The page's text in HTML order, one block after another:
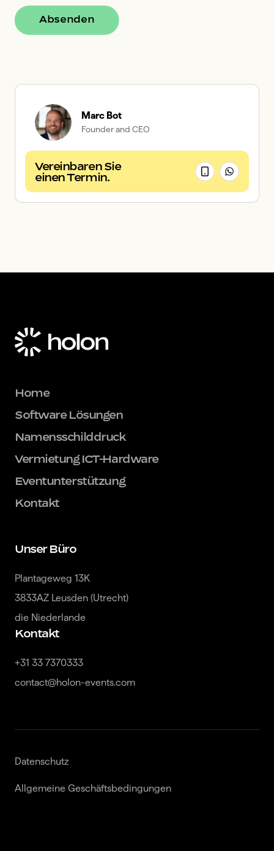
Absenden
Marc Bot
Founder and CEO
Vereinbaren Sie
einen Termin.
Home
Software Lösungen
Namensschilddruck
Vermietung ICT-Hardware
Eventunterstützung
Kontakt
Unser Büro
Plantageweg 13K
3833AZ Leusden (Utrecht)
die Niederlande
Kontakt
+31 33 7370333
contact@holon-events.com
Datenschutz
Allgemeine Geschäftsbedingungen